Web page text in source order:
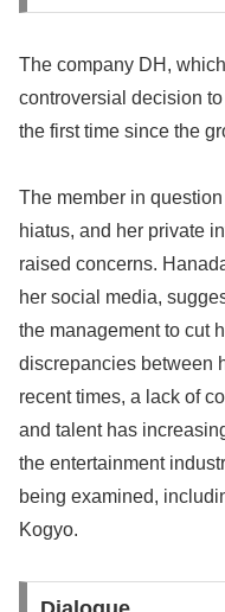
The company DH,
controversial decision
the first time since the
The member in
hiatus, and her private
raised concerns.
her social media,
the management to cut
discrepancies between
recent times, a lack of
and talent has
the entertainment
being examined,
Kogyo.